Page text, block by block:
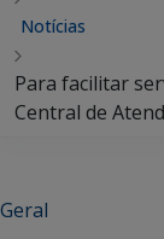
Notícias
Para facilitar
Central de
Geral